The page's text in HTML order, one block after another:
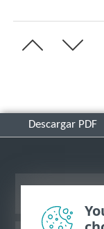
Descargar PDF